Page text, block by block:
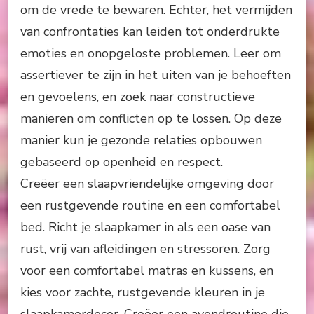
om de vrede te bewaren. Echter, het vermijden
van confrontaties kan leiden tot onderdrukte
emoties en onopgeloste problemen. Leer om
assertiever te zijn in het uiten van je behoeften
en gevoelens, en zoek naar constructieve
manieren om conflicten op te lossen. Op deze
manier kun je gezonde relaties opbouwen
gebaseerd op openheid en respect.
Creëer een slaapvriendelijke omgeving door
een rustgevende routine en een comfortabel
bed. Richt je slaapkamer in als een oase van
rust, vrij van afleidingen en stressoren. Zorg
voor een comfortabel matras en kussens, en
kies voor zachte, rustgevende kleuren in je